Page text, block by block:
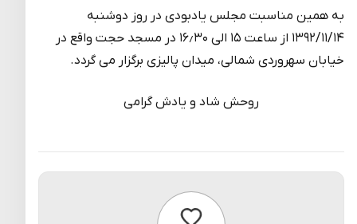
به همین مناسبت مجلس یادبودی در روز دوشنبه
۱۳۹۲/۱۱/۱۴ از ساعت ۱۵ الی ۱۶٫۳۰ در مسجد حجت واقع در
خیابان سهروردی شمالی، میدان پالیزی برگزار می گردد.
روحش شاد و یادش گرامی